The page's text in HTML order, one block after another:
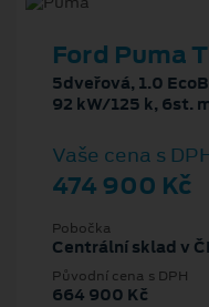
Ford Puma
5dveřová, 1.0
92 kW/125 k, 6st.
Vaše cena s
474 900 Kč
Pobočka
Centrální sklad v
Původní cena s DPH
664 900 Kč